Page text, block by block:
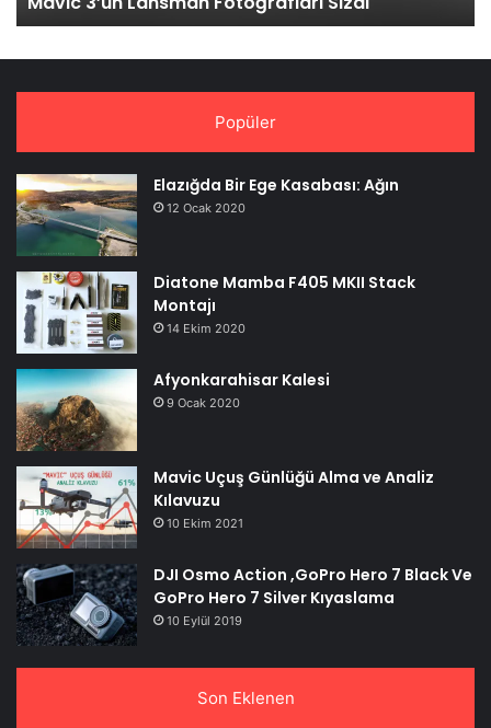
Popüler
Elazığda Bir Ege Kasabası: Ağın
12 Ocak 2020
Diatone Mamba F405 MKII Stack
Montajı
14 Ekim 2020
Afyonkarahisar Kalesi
9 Ocak 2020
Mavic Uçuş Günlüğü Alma ve Analiz
Kılavuzu
10 Ekim 2021
DJI Osmo Action ,GoPro Hero 7 Black Ve
GoPro Hero 7 Silver Kıyaslama
10 Eylül 2019
Son Eklenen